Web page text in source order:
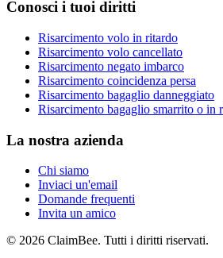
Conosci i tuoi diritti
Risarcimento volo in ritardo
Risarcimento volo cancellato
Risarcimento negato imbarco
Risarcimento coincidenza persa
Risarcimento bagaglio danneggiato
Risarcimento bagaglio smarrito o in
La nostra azienda
Chi siamo
Inviaci un'email
Domande frequenti
Invita un amico
© 2026 ClaimBee. Tutti i diritti riservati.